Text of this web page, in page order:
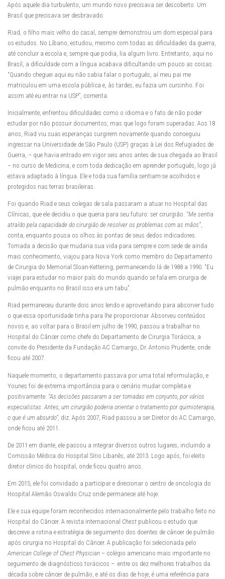
Após aquele dia turbulento, um mundo novo precisava ser descoberto. Um
Brasil que precisava ser desbravado.
Riad, o filho mais velho do casal, sempre demonstrou um dom especial para
os estudos. No Líbano, estudou, mesmo com todas as dificuldades da guerra,
até concluir a escola e, sempre que podia, lia algum livro. Entretanto, aqui no
Brasil, a dificuldade com a língua acabava dificultando um pouco as coisas.
“Quando cheguei aqui eu não sabia falar o português, aí meu pai me
matriculou em uma escola pública e, às tardes, eu fazia um cursinho. Foi
assim até eu entrar na USP”, comenta.
Inicialmente, enfrentou dificuldades como o idioma e o fato de não poder
estudar por não possuir documentos, mas que logo foram superadas. Aos 18
anos, Riad viu suas esperanças surgirem novamente quando conseguiu
ingressar na Universidade de São Paulo (USP) graças à Lei dos Refugiados de
Guerra, – que havia entrado em vigor seis anos antes de sua chegada ao Brasil
– no curso de Medicina, e com toda dedicação em aprender português, logo já
estava adaptado à língua. Ele e toda sua família sentiam-se acolhidos e
protegidos nas terras brasileiras.
Foi quando Riad e seus colegas de sala passaram a atuar no Hospital das
Clínicas, que ele decidiu o que queria para seu futuro: ser cirurgião. “Me sentia
atraído pela capacidade do cirurgião de resolver os problemas com as mãos”,
conta, enquanto pousa os olhos às pontas de seus dedos indicadores.
Tomada a decisão que mudaria sua vida para sempre e com sede de ainda
mais conhecimento, viajou para Nova York como membro do Departamento
de Cirurgia do Memorial Sloan-Kettering, permanecendo lá de 1988 a 1990. “Eu
viajei para estudar no maior país do mundo quando se fala em cirurgia de
pulmão enquanto no Brasil isso era um tabu”.
Riad permaneceu durante dois anos lendo e aproveitando para absorver tudo
o que essa oportunidade tinha para lhe proporcionar. Absorveu conteúdos
novos e, ao voltar para o Brasil em julho de 1990, passou a trabalhar no
Hospital do Câncer como chefe do Departamento de Cirurgia Torácica, a
convite do Presidente da Fundação AC Camargo, Dr. Antonio Prudente, onde
ficou até 2007.
Naquele momento, o departamento passava por uma total reformulação, e
Younes foi de extrema importância para o cenário mudar completa e
positivamente. “As decisões passaram a ser tomadas em conjunto, por vários
especialistas. Antes, um cirurgião poderia orientar o tratamento por quimioterapia,
o que é um absurdo”, diz. Após 2007, Riad passou a ser Diretor do AC Camargo,
onde ficou até 2011.
De 2011 em diante, ele passou a integrar diversos outros lugares, incluindo a
Comissão Médica do Hospital Sírio Libanês, até 2013. Logo após, foi eleito
diretor clinico do hospital, onde ficou quatro anos.
Em 2015, ele foi convidado a participar e direcionar o centro de oncologia do
Hospital Alemão Oswaldo Cruz onde permanece até hoje.
Ele e sua equipe foram reconhecidos internacionalmente pelo trabalho feito no
Hospital do Câncer. A revista internacional Chest publicou o estudo que
descreve a rotina e estratégia de seguimento dos doentes de câncer de pulmão
após cirurgia no Hospital do Câncer. A publicação foi selecionada pelo
American College of Chest Physician – colégio americano mais importante no
seguimento de diagnósticos torácicos – entre os dez melhores trabalhos da
década sobre câncer de pulmão, e até os dias de hoje, é uma referência para